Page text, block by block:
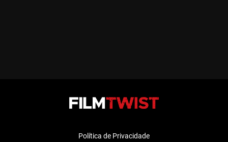
Política de Privacidade